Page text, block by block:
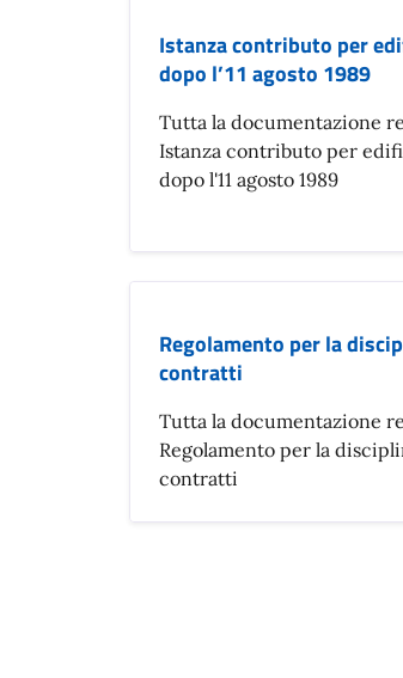
Istanza contributo per
dopo l’11 agosto 1989
Tutta la documentazione
Istanza contributo per
dopo l'11 agosto 1989
Regolamento per la
contratti
Tutta la documentazione
Regolamento per la
contratti